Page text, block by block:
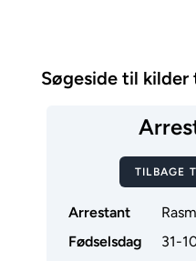
Søgeside til
TILBAGE
Arrestant
Fødselsdag
31-